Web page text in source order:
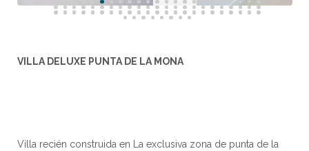
VILLA DELUXE PUNTA DE LA MONA
Villa recién construida en La exclusiva zona de punta de la